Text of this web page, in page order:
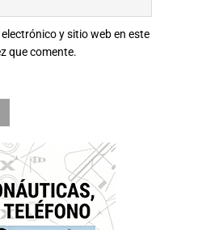
y sitio web en este
que comente.